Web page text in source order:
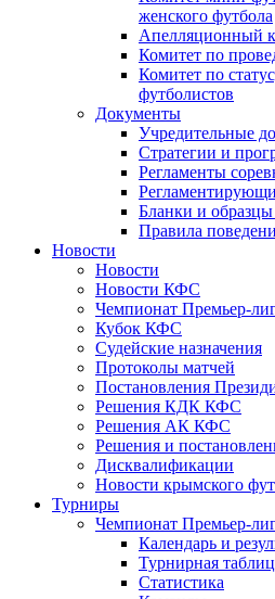
женского футбола
Апелляционный
Комитет по
Комитет по
футболистов
Документы
Учредительные
Стратегии и
Регламенты
Бланки и
Правила
Новости
Новости
Новости КФС
Чемпионат Премьер-
Кубок КФС
Судейские назначения
Протоколы матчей
Постановления
Решения КДК КФС
Решения АК КФС
Решения и
Дисквалификации
Новости крымского
Турниры
Чемпионат Премьер-
Календарь и
Турнирная
Статистика